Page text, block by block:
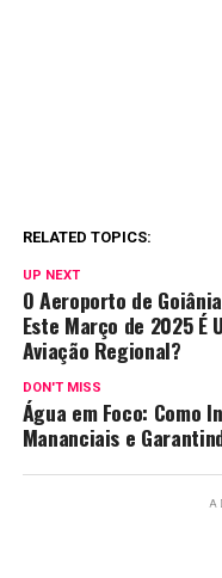
RELATED TOPICS:
UP NEXT
O Aeroporto de
Este Março de 2025 É
Aviação Regional?
DON'T MISS
Água em Foco: Como
Mananciais e